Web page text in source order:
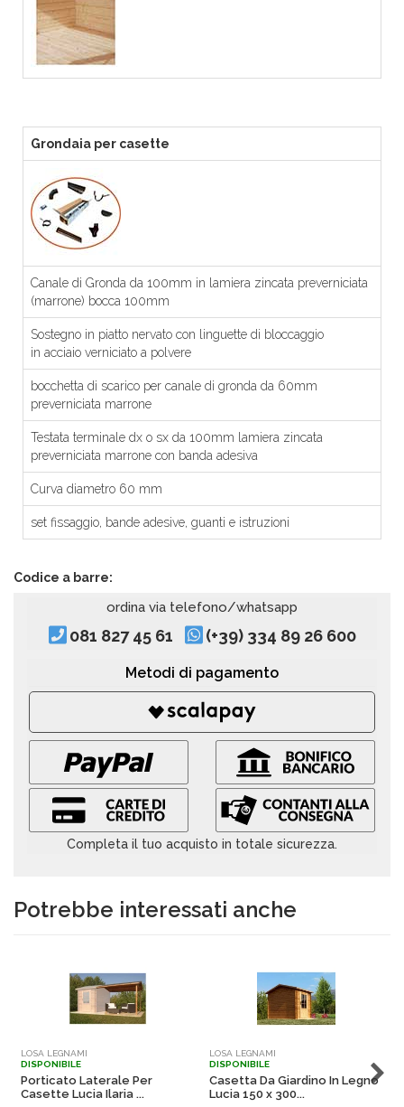
Grondaia per casette
Canale di Gronda da 100mm in lamiera zincata preverniciata
(marrone) bocca 100mm
Sostegno in piatto nervato con linguette di bloccaggio
in acciaio verniciato a polvere
bocchetta di scarico per canale di gronda da 60mm
preverniciata marrone
Testata terminale dx o sx da 100mm lamiera zincata
preverniciata marrone con banda adesiva
Curva diametro 60 mm
set fissaggio, bande adesive, guanti e istruzioni
Codice a barre:
ordina via telefono/whatsapp
081 827 45 61 (+39) 334 89 26 600
Metodi di pagamento
Completa il tuo acquisto in totale sicurezza.
Potrebbe interessati anche
LOSA LEGNAMI
DISPONIBILE
Porticato Laterale Per
Casette Lucia Ilaria ...
LOSA LEGNAMI
DISPONIBILE
Casetta Da Giardino In Legno
Lucia 150 x 300...